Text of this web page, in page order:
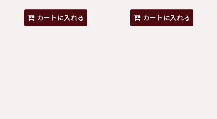
カートに入れる カートに入れる